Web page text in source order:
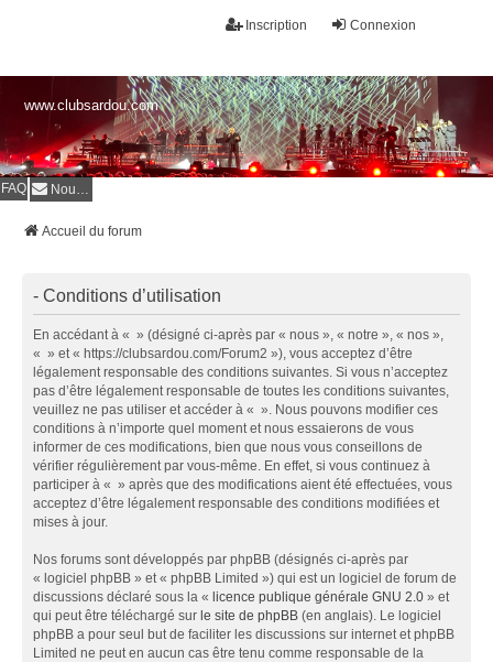
Connexion
Inscription
www.clubsardou.com
FAQ Nous contacter
Accueil du forum
- Conditions d’utilisation
En accédant à « » (désigné ci-après par « nous », « notre », « nos »,
« » et « https://clubsardou.com/Forum2 »), vous acceptez d’être
légalement responsable des conditions suivantes. Si vous n’acceptez
pas d’être légalement responsable de toutes les conditions suivantes,
veuillez ne pas utiliser et accéder à « ». Nous pouvons modifier ces
conditions à n’importe quel moment et nous essaierons de vous
informer de ces modifications, bien que nous vous conseillons de
vérifier régulièrement par vous-même. En effet, si vous continuez à
participer à « » après que des modifications aient été effectuées, vous
acceptez d’être légalement responsable des conditions modifiées et
mises à jour.
Nos forums sont développés par phpBB (désignés ci-après par
« logiciel phpBB » et « phpBB Limited ») qui est un logiciel de forum de
discussions déclaré sous la « licence publique générale GNU 2.0 » et
qui peut être téléchargé sur le site de phpBB (en anglais). Le logiciel
phpBB a pour seul but de faciliter les discussions sur internet et phpBB
Limited ne peut en aucun cas être tenu comme responsable de la